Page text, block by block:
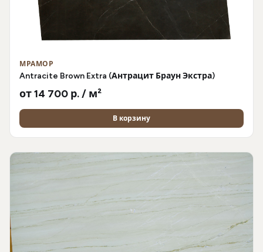
МРАМОР
Antracite Brown Extra (Антрацит Браун Экстра)
от 14 700 р. / м²
В корзину